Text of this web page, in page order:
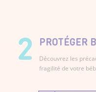
PROTÉGER
Découvrez les
fragilité de votre